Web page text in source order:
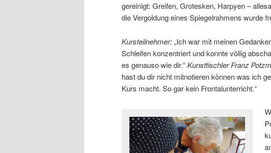
gereinigt: Greifen, Grotesken, Harpyen –
die Vergoldung eines Spiegelrahmens wurde
Kursteilnehmer:„Ich war mit meinen
Schleifen konzentriert und konnte völlig
es genauso wie dir.“Kunsttischler Franz
hast du dir nicht mitnotieren können was ich
Kurs macht. So gar kein Frontalunterricht.“